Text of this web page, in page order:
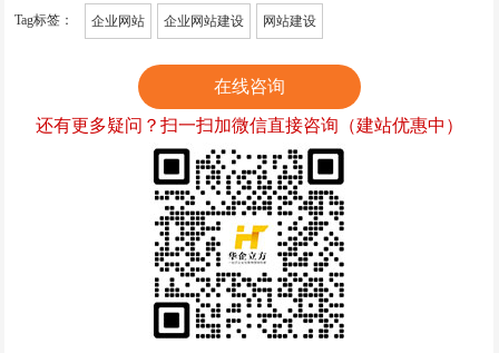
Tag标签： 企业网站 企业网站建设 网站建设
在线咨询
还有更多疑问？扫一扫加微信直接咨询（建站优惠中）